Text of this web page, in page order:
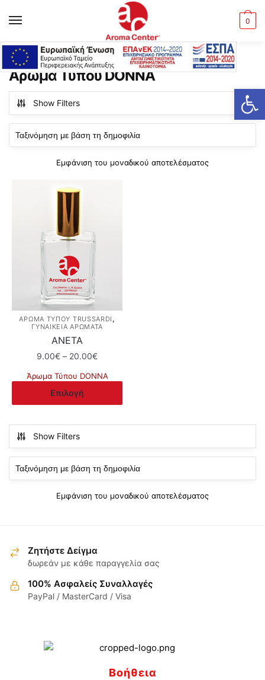
Ανοίξτε τη γραμμή εργαλείων
0
Αρχική σελίδα / Προϊόντα με ετικέτα “Άρωμα Τύπου DONNA”
Άρωμα Τύπου DONNA
Show Filters
Εμφάνιση του μοναδικού αποτελέσματος
ΆΡΩΜΑ ΤΎΠΟΥ TRUSSARDI ,
ΓΥΝΑΙΚΕΙΑ ΑΡΩΜΑΤΑ
ΑΝΕΤΑ
9.00€ – 20.00€Price
9.00€
20.00€
Άρωμα Τύπου DONNA
Επιλογή
Αυτό
το
έχει
πολλαπλές
παραλλαγές.
Οι
μπορούν
στη
σελίδα
προϊόντος
Show Filters
Εμφάνιση του μοναδικού αποτελέσματος
Ζητήστε Δείγμα
δωρεάν με κάθε παραγγελία σας
100% Ασφαλείς Συναλλαγές
PayPal / MasterCard / Visa
Βοήθεια